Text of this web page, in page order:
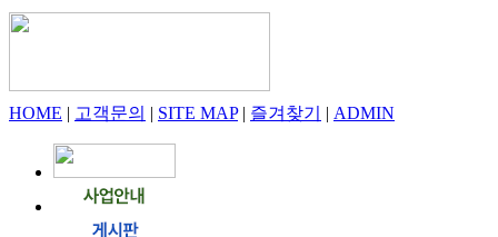
HOME | 고객문의 | SITE MAP| 즐겨찾기 | ADMIN